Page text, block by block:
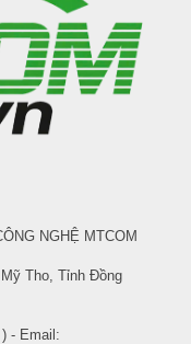
NGHỆ MTCOM
Tho, Tỉnh Đồng
- Email: